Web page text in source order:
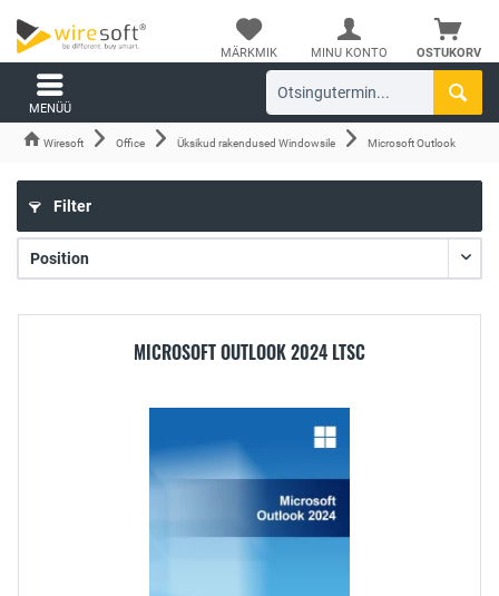
OSTUKORV
MÄRKMIK MINU KONTO
MENÜÜ
Wiresoft Office Üksikud rakendused Windowsile Microsoft Outlook
Filter
MICROSOFT OUTLOOK 2024 LTSC